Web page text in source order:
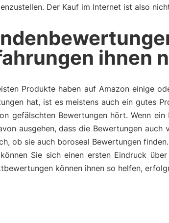
Der Kauf im Internet ist also
ihnen
Produkte haben auf Amazon einige
hat, ist es meistens auch ein gutes
gefälschten Bewertungen hört. Wenn
ausgehen, dass die Bewertungen
ob sie auch boroseal Bewertungen finden.
Sie sich einen ersten Eindruck
können ihnen so helfen,